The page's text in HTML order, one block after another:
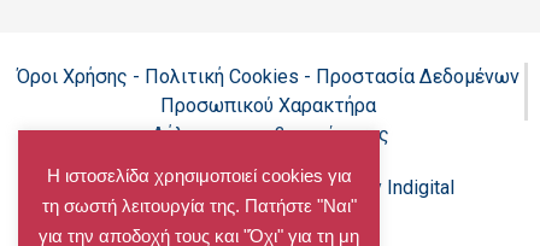
Όροι Χρήσης - Πολιτική Cookies - Προστασία Δεδομένων
Προσωπικού Χαρακτήρα
Δήλωση προσβασιμότητας
Copyright@chalandri.grPowered by Indigital
Η ιστοσελίδα χρησιμοποιεί cookies για
τη σωστή λειτουργία της. Πατήστε "Ναι"
για την αποδοχή τους και "Όχι" για τη μη